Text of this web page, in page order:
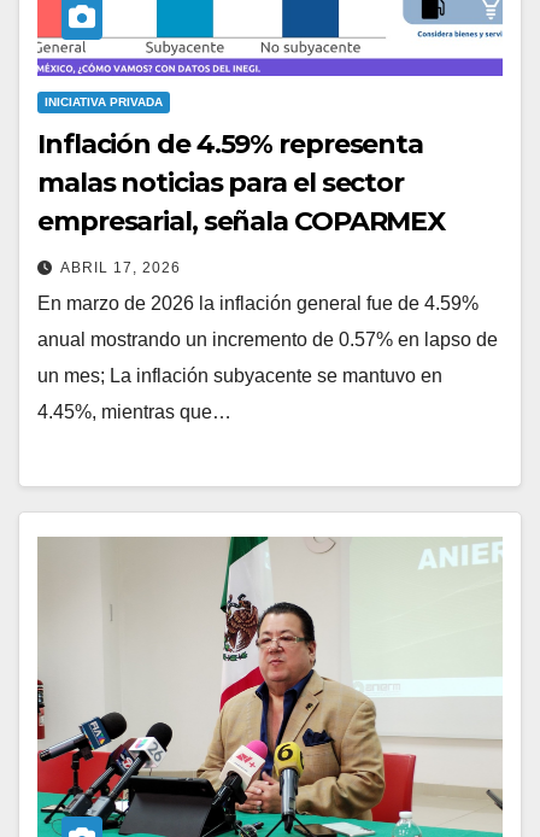
INICIATIVA PRIVADA
Inflación de 4.59% representa
malas noticias para el sector
empresarial, señala COPARMEX
ABRIL 17, 2026
En marzo de 2026 la inflación general fue de 4.59%
anual mostrando un incremento de 0.57% en lapso de
un mes; La inflación subyacente se mantuvo en
4.45%, mientras que…